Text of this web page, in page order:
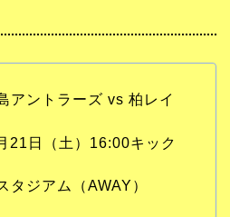
アントラーズ vs 柏レイ
21日（土）16:00キック
タジアム（AWAY）